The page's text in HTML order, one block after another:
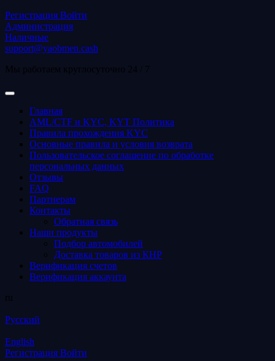
Регистрация Войти
Администрация
Наличные
support@yaobmen.cash
Мы работаем круглосуточно 24 / 7
Главная
AML/CTF и KYC, KYT Политика
Правила прохождения KYC
Основные правила и условия возврата
Пользовательское соглашение по обработке
персональных данных
Отзывы
FAQ
Партнерам
Контакты
Обратная связь
Наши продукты
Подбор автомобилей
Доставка товаров из КНР
Верификация счетов
Верификация аккаунта
ru
Русский
English
Регистрация Войти